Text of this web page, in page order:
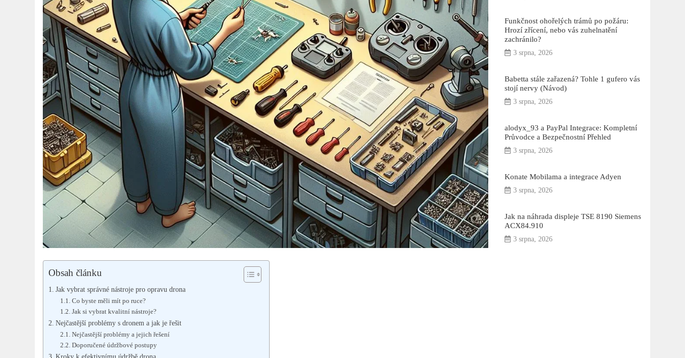
Obsah článku
Jak vybrat správné nástroje pro opravu drona
Co byste měli mít po ruce?
Jak si vybrat kvalitní nástroje?
Nejčastější problémy s dronem a jak je řešit
Nejčastější problémy a jejich řešení
Doporučené údržbové postupy
Funkčnost ohořelých trámů po požáru:
Hrozí zřícení, nebo vás zuhelnatění
zachránilo?
3 srpna, 2026
Babetta stále zařazená? Tohle 1 gufero vás
stojí nervy (Návod)
3 srpna, 2026
alodyx_93 a PayPal Integrace: Kompletní
Průvodce a Bezpečnostní Přehled
3 srpna, 2026
Konate Mobilama a integrace Adyen
3 srpna, 2026
Jak na náhrada displeje TSE 8190 Siemens
ACX84.910
3 srpna, 2026